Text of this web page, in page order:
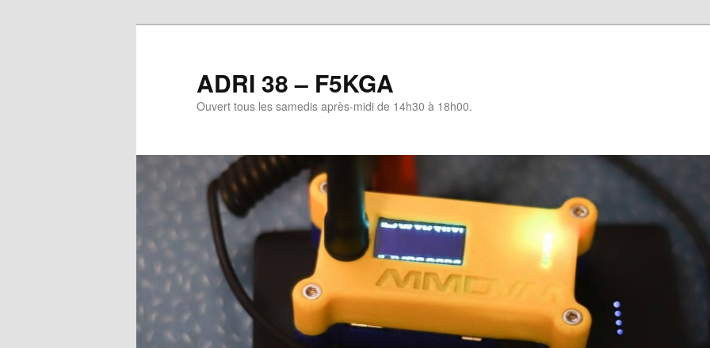
ADRI 38 – F5KGA
Ouvert tous les samedis après-midi de 14h30 à 18h00.